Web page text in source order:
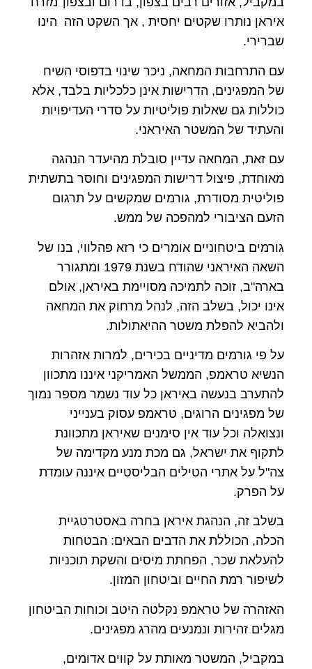
איראן נותרו שקטים יחסית , אך השקט הזה הינו
שברירי.
עם התרחבות המחאה, ניכר שינוי בדפוסי השיח
של המפגינים, הדרישות אינן כלכליות בלבד, אלא
כוללות גם שאלות פוליטיות על סדרי העדיפויות
והעתיד של המשטר האיראני.
עם זאת, המחאה עדיין סובלת מהיעדר הנהגה
מאוחדת, פיצול דרישות המפגינים וחוסר בתשתית
פוליטית מסודרת, גורמים שמקשים על תרגום
הזעם הציבורי למהפכה של ממש.
גורמים ביטחוניים אומרים כי רזא פהלווי, בנו של
השאה האיראני שהודח בשנת 1979 ומתגורר
בארה"ב, זוכה לתמיכה מסויימת באיראן, אולם
אינו יכול, בשלב הזה, לנהל מרחוק את המחאה
ולהביא להפלת משטר ההיאתולות.
על פי גורמים מדיניים בכירים, למרות אזהרות
הנשיא טראמפ, הממשל האמריקני איננו מתכוון
להתערב בנעשה באיראן כל עוד נשמר מספר נמוך
של מפגינים הרוגים, טראמפ עסוק בענייני
ונצואלה וכל עוד אין סימנים שאיראן מתכוונת
לתקוף את ישראל, גם מכת מנע מקדימה של
צה"ל על אתרי הטילים הבליסטיים איננה עומדת
על הפרק.
בשלב זה, הנהגת איראן בחרה באסטרטגיית
הכלה, הכוללת את הדבים הבאים: הבטחות
להעלאת שכר, הפחתת מיסים והשקת תוכניות
לשיפור רמת החיים וביטחון המזון.
האזהרה של טראמפ נקלטה היטב וכוחות הביטחון
מגלים זהירות ונמנעים מהרג מפגינים.
במקביל, המשטר מאותת על קווים אדומים,